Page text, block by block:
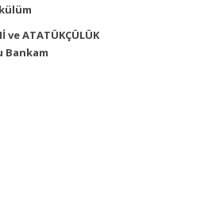
ve ATATÜKÇÜLÜK
Bankam